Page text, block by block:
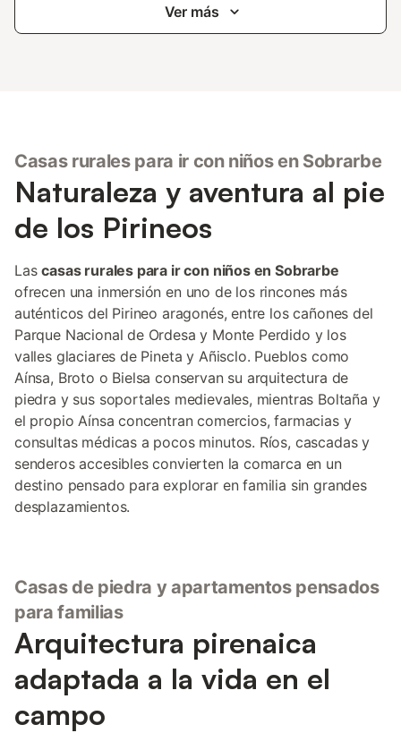
Ver más
Casas rurales para ir con niños en Sobrarbe
Naturaleza y aventura al pie
de los Pirineos
Lascasas rurales para ir con niños en Sobrarbe
ofrecen una inmersión en uno de los rincones más
auténticos del Pirineo aragonés, entre los cañones del
Parque Nacional de Ordesa y Monte Perdido y los
valles glaciares de Pineta y Añisclo. Pueblos como
Aínsa, Broto o Bielsa conservan su arquitectura de
piedra y sus soportales medievales, mientras Boltaña y
el propio Aínsa concentran comercios, farmacias y
consultas médicas a pocos minutos. Ríos, cascadas y
senderos accesibles convierten la comarca en un
destino pensado para explorar en familia sin grandes
desplazamientos.
Casas de piedra y apartamentos pensados
para familias
Arquitectura pirenaica
adaptada a la vida en el
campo